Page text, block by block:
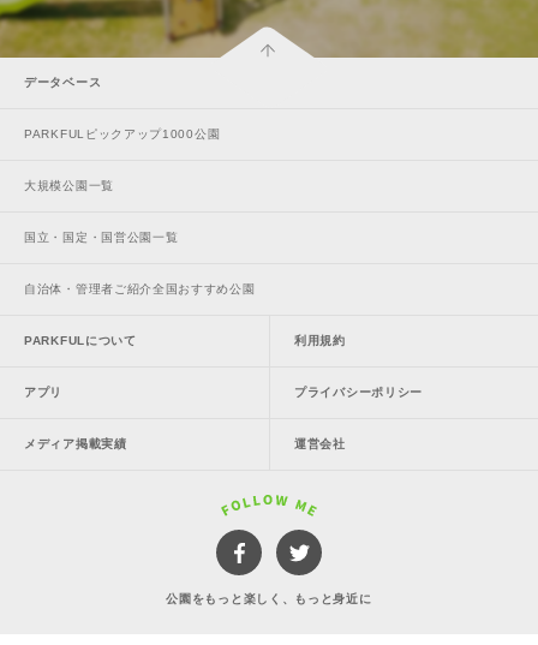
データベース
PARKFULピックアップ1000公園
大規模公園一覧
国立・国定・国営公園一覧
自治体・管理者ご紹介全国おすすめ公園
PARKFULについて
アプリ
メディア掲載実績
利用規約
プライバシーポリシー
運営会社
公園をもっと楽しく、もっと身近に